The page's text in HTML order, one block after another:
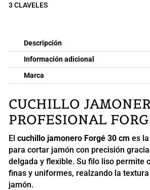
3 CLAVELES
Descripción
Información adicional
Marca
CUCHILLO
PROFESIONAL
El cuchillo jamonero Forgé 30 cm es
para cortar jamón con precisión
delgada y flexible. Su filo liso permite
finas y uniformes, realzando la
jamón.